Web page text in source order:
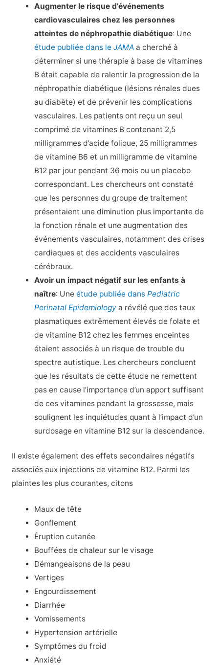
Augmenter le risque d’événements
cardiovasculaires chez les personnes
atteintes de néphropathie diabétique: Une
étude publiée dans leJAMA a cherché à
déterminer si une thérapie à base de vitamines
B était capable de ralentir la progression de la
néphropathie diabétique (lésions rénales dues
au diabète) et de prévenir les complications
vasculaires. Les patients ont reçu un seul
comprimé de vitamines B contenant 2,5
milligrammes d’acide folique, 25 milligrammes
de vitamine B6 et un milligramme de vitamine
B12 par jour pendant 36 mois ou un placebo
correspondant. Les chercheurs ont constaté
que les personnes du groupe de traitement
présentaient une diminution plus importante de
la fonction rénale et une augmentation des
événements vasculaires, notamment des crises
cardiaques et des accidents vasculaires
cérébraux.
Avoir un impact négatif sur les enfants à
naître: Une étude publiée dansPediatric
Perinatal Epidemiology a révélé que des taux
plasmatiques extrêmement élevés de folate et
de vitamine B12 chez les femmes enceintes
étaient associés à un risque de trouble du
spectre autistique. Les chercheurs concluent
que les résultats de cette étude ne remettent
pas en cause l’importance d’un apport suffisant
de ces vitamines pendant la grossesse, mais
soulignent les inquiétudes quant à l’impact d’un
surdosage en vitamine B12 sur la descendance.
Il existe également des effets secondaires négatifs
associés aux injections de vitamine B12. Parmi les
plaintes les plus courantes, citons
Maux de tête
Gonflement
Éruption cutanée
Bouffées de chaleur sur le visage
Démangeaisons de la peau
Vertiges
Engourdissement
Diarrhée
Vomissements
Hypertension artérielle
Symptômes du froid
Anxiété